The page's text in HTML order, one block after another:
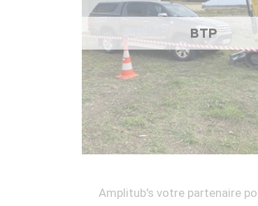
BTP
Amplitub's votre partenaire